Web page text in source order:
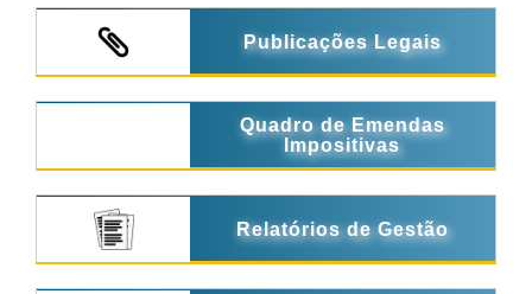
Publicações Legais
Quadro de Emendas
Impositivas
Relatórios de Gestão